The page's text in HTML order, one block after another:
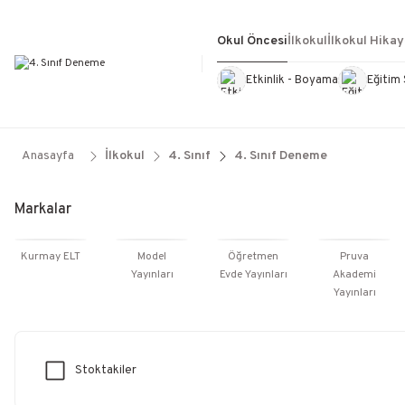
Okul Öncesi
Etkinlik - Boyama Eğitim
İlkokulİlkokul
Kültür KitaplarıKırtasiye
Anasayfa İlkokul 4. Sınıf 4. Sınıf Deneme
Markalar
Kurmay ELT
Model
Yayınları
Öğretmen
Evde Yayınları
Pruva
Akademi
Yayınları
Stoktakiler